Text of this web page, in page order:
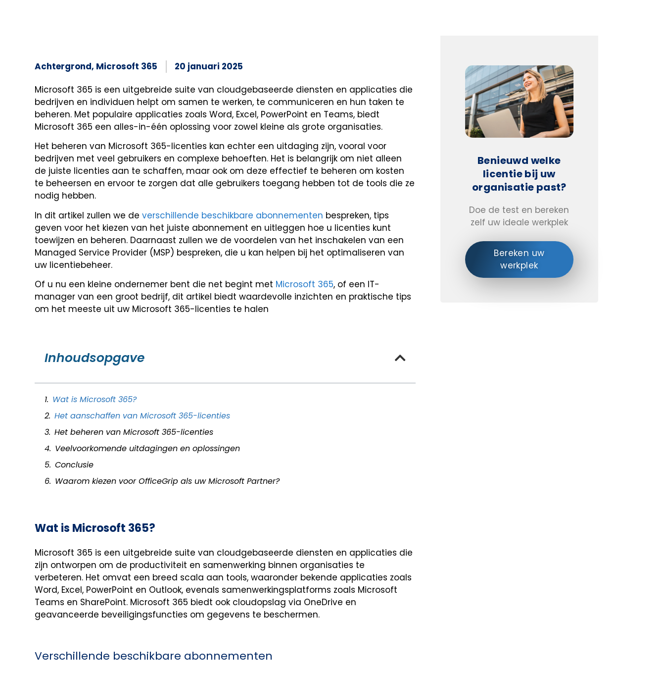
Achtergrond, Microsoft 365
20 januari 2025
Microsoft 365 is een uitgebreide suite van cloudgebaseerde diensten en applicaties die
bedrijven en individuen helpt om samen te werken, te communiceren en hun taken te
beheren. Met populaire applicaties zoals Word, Excel, PowerPoint en Teams, biedt
Microsoft 365 een alles-in-één oplossing voor zowel kleine als grote organisaties.
Het beheren van Microsoft 365-licenties kan echter een uitdaging zijn, vooral voor
bedrijven met veel gebruikers en complexe behoeften. Het is belangrijk om niet alleen
de juiste licenties aan te schaffen, maar ook om deze effectief te beheren om kosten
te beheersen en ervoor te zorgen dat alle gebruikers toegang hebben tot de tools die ze
nodig hebben.
In dit artikel zullen we de verschillende beschikbare abonnementen bespreken, tips
geven voor het kiezen van het juiste abonnement en uitleggen hoe u licenties kunt
toewijzen en beheren. Daarnaast zullen we de voordelen van het inschakelen van een
Managed Service Provider (MSP) bespreken, die u kan helpen bij het optimaliseren van
uw licentiebeheer.
Of u nu een kleine ondernemer bent die net begint met Microsoft 365, of een IT-
manager van een groot bedrijf, dit artikel biedt waardevolle inzichten en praktische tips
om het meeste uit uw Microsoft 365-licenties te halen
Inhoudsopgave
Wat is Microsoft 365?
Het aanschaffen van Microsoft 365-licenties
Het beheren van Microsoft 365-licenties
Veelvoorkomende uitdagingen en oplossingen
Conclusie
Waarom kiezen voor OfficeGrip als uw Microsoft Partner?
Wat is Microsoft 365?
Microsoft 365 is een uitgebreide suite van cloudgebaseerde diensten en applicaties die
zijn ontworpen om de productiviteit en samenwerking binnen organisaties te
verbeteren. Het omvat een breed scala aan tools, waaronder bekende applicaties zoals
Word, Excel, PowerPoint en Outlook, evenals samenwerkingsplatforms zoals Microsoft
Teams en SharePoint. Microsoft 365 biedt ook cloudopslag via OneDrive en
geavanceerde beveiligingsfuncties om gegevens te beschermen.
Verschillende beschikbare abonnementen
Benieuwd welke
licentie bij uw
organisatie past?
Doe de test en bereken
zelf uw ideale werkplek
Bereken uw
werkplek